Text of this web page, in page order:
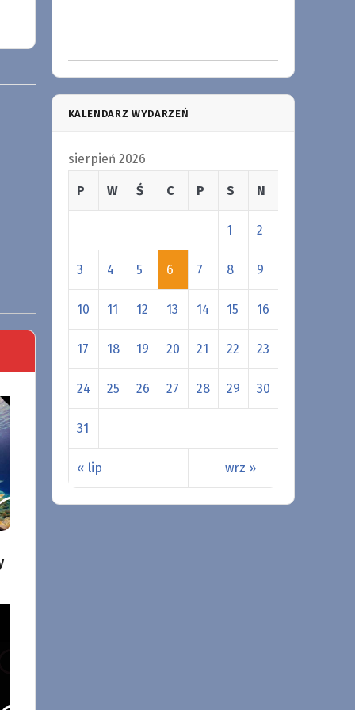
KALENDARZ WYDARZEŃ
sierpień 2026
P W Ś C P S N
« lip wrz »
1 2
3 4 5 6 7 8 9
10 11 12 13 14 15 16
17 18 19 20 21 22 23
24 25 26 27 28 29 30
31